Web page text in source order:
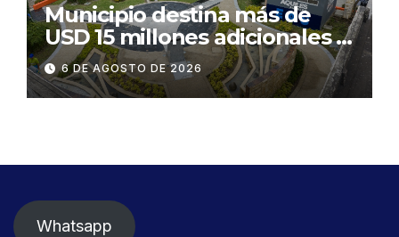
Municipio destina más de
USD 15 millones adicionales a
SEGURA EP para fortalecer la
seguridad ciudadana
6 DE AGOSTO DE 2026
Whatsapp